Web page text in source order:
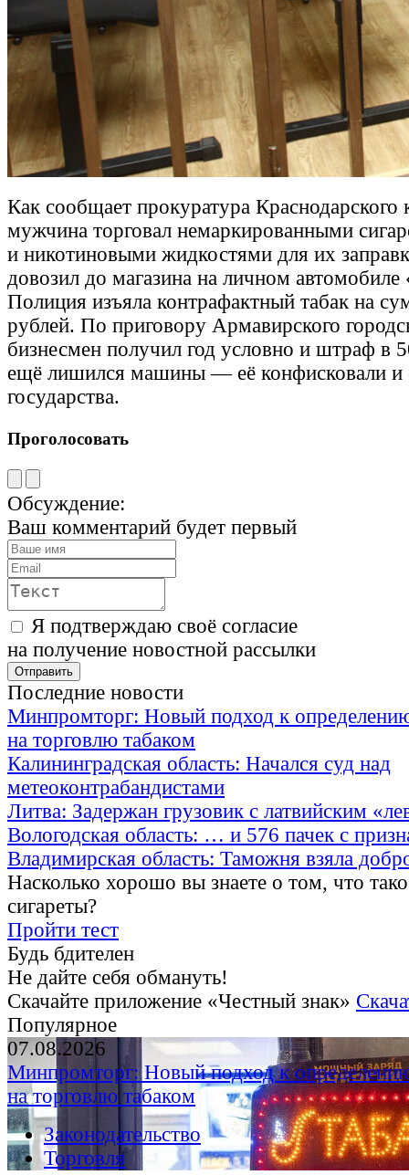
Как сообщает прокуратура Краснодарского
мужчина торговал немаркированными
и никотиновыми жидкостями для их
довозил до магазина на личном
Полиция изъяла контрафактный табак на
рублей. По приговору Армавирского
бизнесмен получил год условно и штраф в
ещё лишился машины — её конфисковали и
государства.
Проголосовать
Обсуждение:
Ваш комментарий будет первый
Я подтверждаю своё согласие
на получение новостной рассылки
Последние новости
Минпромторг: Новый подход к
на торговлю табаком
Калининградская область: Начался суд над
метеоконтрабандистами
Литва: Задержан грузовик с латвийским
Вологодская область: … и 576 пачек с
Владимирская область: Таможня взяла
Насколько хорошо вы знаете о том, что
сигареты?
Пройти тест
Будь бдителен
Не дайте себя обмануть!
Скачайте приложение «Честный знак»
Популярное
07.08.2026
Минпромторг: Новый подход к
на торговлю табаком
Законодательство
Торговля